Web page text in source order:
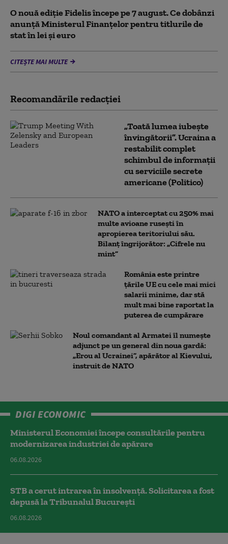
O nouă ediție Fidelis începe pe 7 august. Ce dobânzi
anunță Ministerul Finanțelor pentru titlurile de
stat în lei și euro
CITEȘTE MAI MULTE
Recomandările redacţiei
„Toată lumea iubește
învingătorii”. Ucraina a
restabilit complet
schimbul de informații
cu serviciile secrete
americane (Politico)
NATO a interceptat cu 250% mai
multe avioane rusești în
apropierea teritoriului său.
Bilanț îngrijorător: „Cifrele nu
mint”
România este printre
țările UE cu cele mai mici
salarii minime, dar stă
mult mai bine raportat la
puterea de cumpărare
Noul comandant al Armatei îl numește
adjunct pe un general din noua gardă:
„Erou al Ucrainei”, apărător al Kievului,
instruit de NATO
DIGI ECONOMIC
Ministerul Economiei începe consultările pentru
modernizarea industriei de apărare
06.08.2026
STB a cerut intrarea în insolvență. Solicitarea a fost
depusă la Tribunalul București
06.08.2026